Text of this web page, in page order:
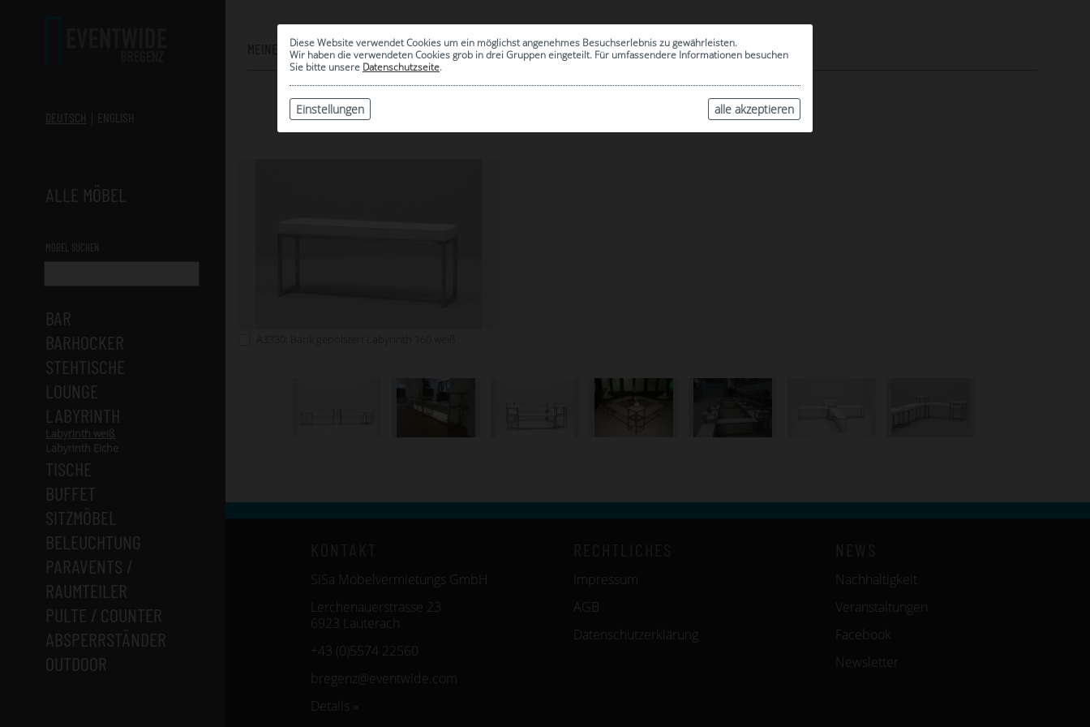
Diese Website verwendet Cookies um ein möglichst angenehmes Besuchserlebnis zu gewährleisten.
Wir haben die verwendeten Cookies grob in drei Gruppen eingeteilt. Für umfassendere Informationen besuchen
Sie bitte unsere Datenschutzseite.
alle akzeptieren
Einstellungen
DEUTSCH ENGLISH
ALLE MÖBEL
MÖBEL SUCHEN
BAR
BARHOCKER
STEHTISCHE
LOUNGE
LABYRINTH
Labyrinth weiß
Labyrinth Eiche
TISCHE
BUFFET
SITZMÖBEL
BELEUCHTUNG
PARAVENTS /
RAUMTEILER
PULTE / COUNTER
ABSPERRSTÄNDER
OUTDOOR
MEINE AUSWAHL
0
| ARCHIV
SiSa Möbelvermietungs GmbH
Lerchenauerstrasse 23
6923 Lauterach
+43 (0)5574 22560
bregenz@eventwide.com
Details »
Impressum
AGB
Datenschutzerklärung
Nachhaltigkeit
Veranstaltungen
Facebook
Newsletter